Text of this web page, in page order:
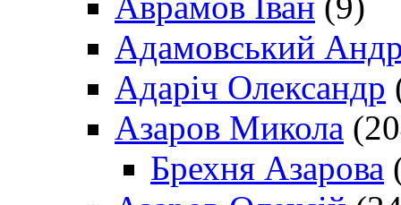
Адамовський
Адаріч Олександр
Азаров Микола
Брехня Азарова